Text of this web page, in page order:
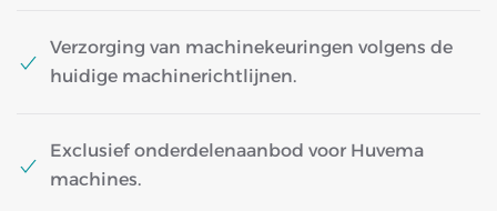
Verzorging van machinekeuringen volgens de
huidige machinerichtlijnen.
Exclusief onderdelenaanbod voor Huvema
machines.